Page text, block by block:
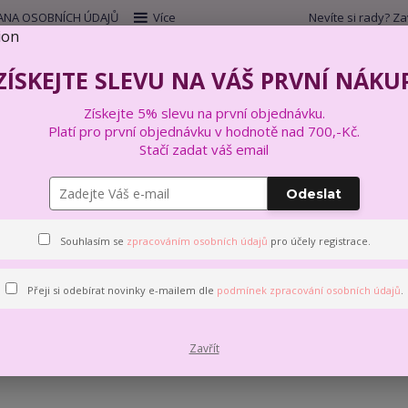
OSOBNÍCH ÚDAJŮ Více
Hledat
Nevíte si rady?
VYŠÍVÁNÍ VÝTVARNÉ A KREATIVNÍ SADY
Dárkové boxy
V této kategorii nebylo nalezeno žádné zboží.
SLEVU NA VÁŠ PRVNÍ
Získejte 5% slevu na první objednávku.
Platí pro první objednávku v hodnotě nad 700,-Kč.
Stačí zadat váš email
Odeslat
Souhlasím se zpracováním osobních údajů pro účely registrace.
Přeji si odebírat novinky e-mailem dle podmínek zpracování osobních údajů.
Zavřít